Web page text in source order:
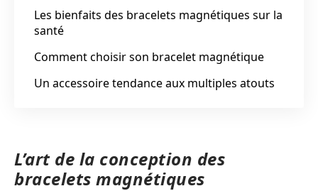
Les bienfaits des bracelets magnétiques sur la
santé
Comment choisir son bracelet magnétique
Un accessoire tendance aux multiples atouts
L’art de la conception des
bracelets magnétiques